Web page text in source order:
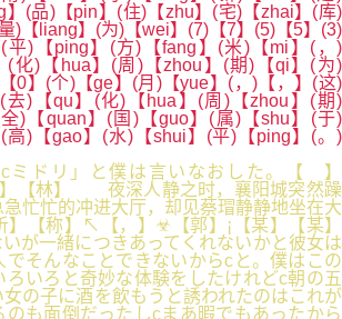
】(品)【pin】(住)【zhu】(宅)【zhai】(库)
)【liang】(为)【wei】(7)【7】(5)【5】(3)
(平)【ping】(方)【fang】(米)【mi】(，)
(化)【hua】(周)【zhou】(期)【qi】(为)
0】(个)【ge】(月)【yue】(，)【，】(这)
去)【qu】(化)【hua】(周)【zhou】(期)
)【quan】(国)【guo】(属)【shu】(于)
(高)【gao】(水)【shui】(平)【ping】(。)
cミドリ」と僕は言いなおした。【 】
【林】 夜深人静之时，襄阳城突然躁
忙忙的冲进大厅，却见蔡瑁静静地坐在大
】【称】↖【，】☣【郭】¡【某】【某】
が一緒につきあってくれないかと彼女は
でそんなことできないからcと。僕はこの
ろいろと奇妙な体験をしたけれどc朝の五
の子に酒を飲もうと誘われたのはこれが
も面倒だったしcまあ暇でもあったから